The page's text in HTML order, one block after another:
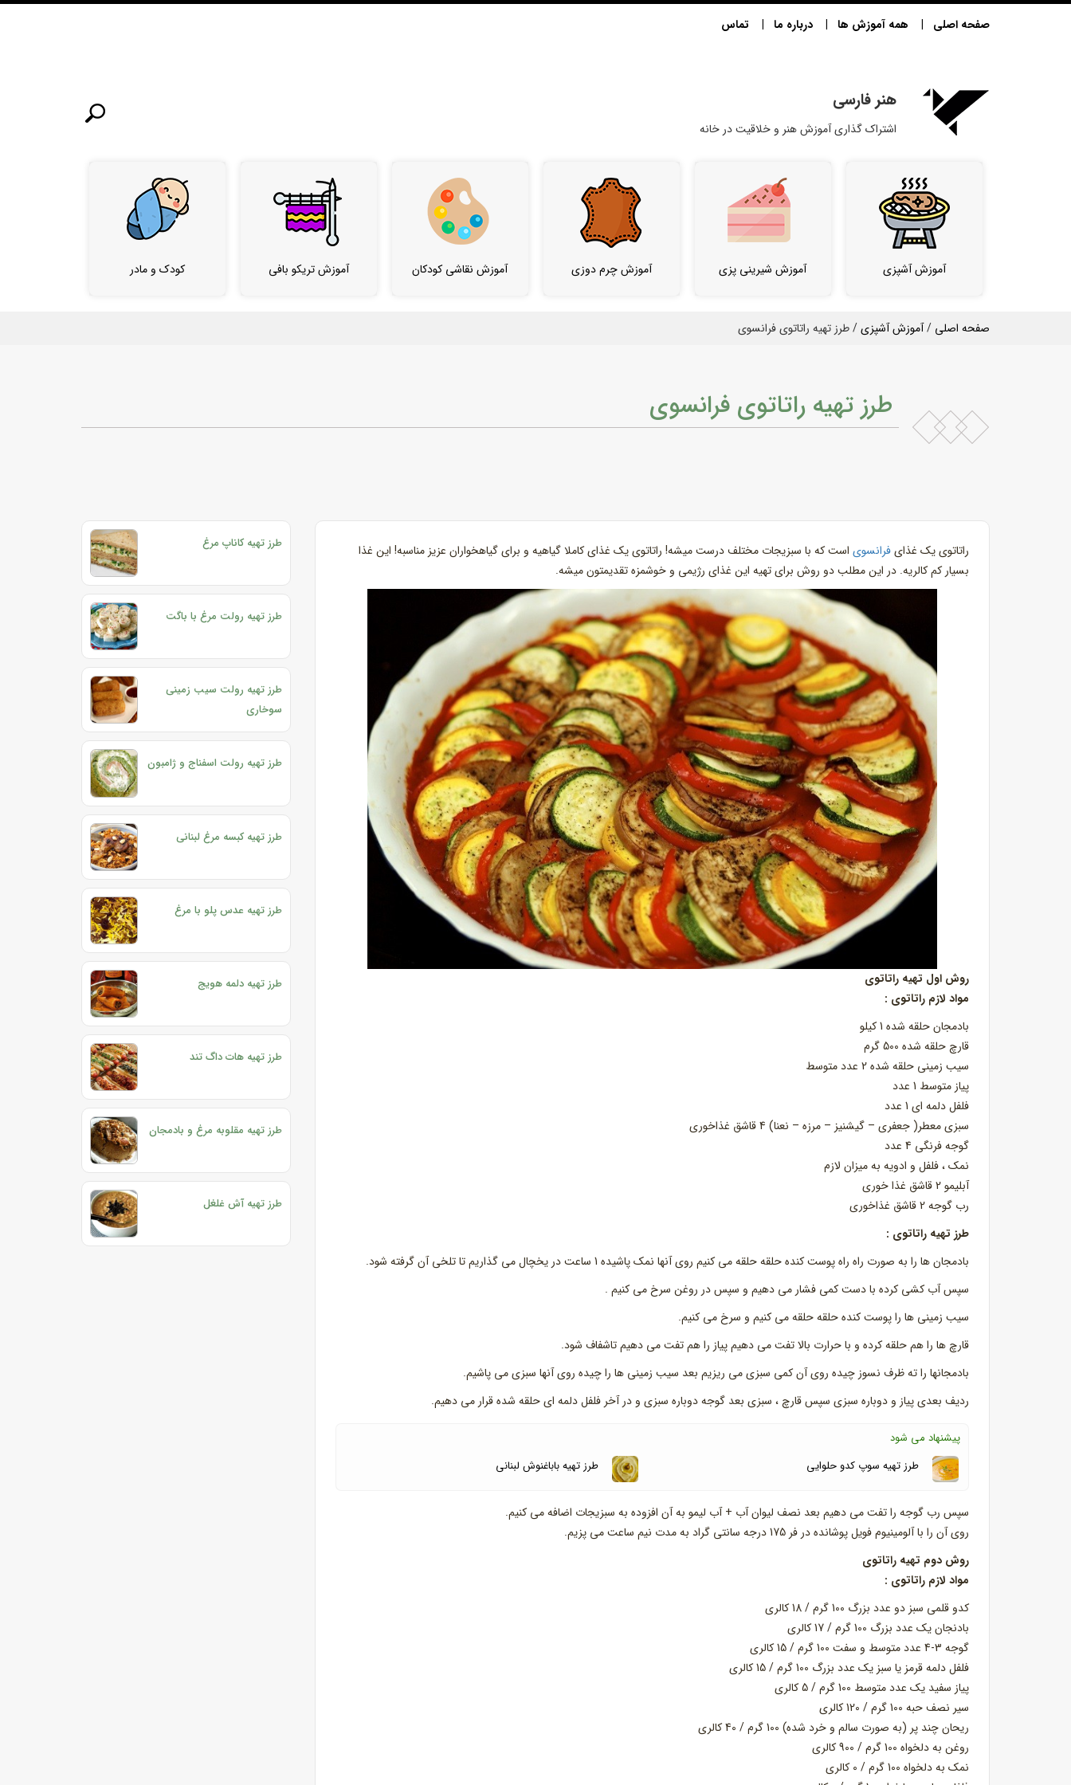
صفحه اصلی همه آموزش ها درباره ما تماس
هنر فارسی
اشتراک گذاری آموزش هنر و خلاقیت در خانه
آموزش آشپزی آموزش شیرینی پزی آموزش چرم دوزی آموزش نقاشی کودکان آموزش تریکو بافی کودک و مادر
صفحه اصلی /آموزش آشپزی/ طرز تهیه راتاتوی فرانسوی
طرز تهیه راتاتوی فرانسوی
راتاتوی یک غذایفرانسوی است که با سبزیجات مختلف درست میشه! راتاتوی یک غذای کاملا گیاهیه و برای گیاهخواران عزیز مناسبه! این غذا
بسیار کم کالریه. در این مطلب دو روش برای تهیه این غذای رژیمی و خوشمزه تقدیمتون میشه.
روش اول تهیه راتاتوی
مواد لازم راتاتوی :
بادمجان حلقه شده 1 کیلو
قارچ حلقه شده 500 گرم
سیب زمینی حلقه شده 2 عدد متوسط
پیاز متوسط 1 عدد
فلفل دلمه ای 1 عدد
سبزی معطر( جعفری – گیشنیز – مرزه – نعنا) 4 قاشق غذاخوری
گوجه فرنگی 4 عدد
نمک ، فلفل و ادویه به میزان لازم
آبلیمو 2 قاشق غذا خوری
رب گوجه 2 قاشق غذاخوری
طرز تهیه راتاتوی :
بادمجان ها را به صورت راه راه پوست کنده حلقه حلقه می کنیم روی آنها نمک پاشیده 1 ساعت در یخچال می گذاریم تا تلخی آن گرفته شود.
سپس آب کشی کرده با دست کمی فشار می دهیم و سپس در روغن سرخ می کنیم .
سیب زمینی ها را پوست کنده حلقه حلقه می کنیم و سرخ می کنیم.
قارچ ها را هم حلقه کرده و با حرارت بالا تفت می دهیم پیاز را هم تفت می دهیم تاشفاف شود.
بادمجانها را ته ظرف نسوز چیده روی آن کمی سبزی می ریزیم بعد سیب زمینی ها را چیده روی آنها سبزی می پاشیم.
ردیف بعدی پیاز و دوباره سبزی سپس قارچ ، سبزی بعد گوجه دوباره سبزی و در آخر فلفل دلمه ای حلقه شده قرار می دهیم.
پیشنهاد می شود
طرز تهیه سوپ کدو حلوایی
طرز تهیه باباغنوش لبنانی
سپس رب گوجه را تفت می دهیم بعد نصف لیوان آب + آب لیمو به آن افزوده به سبزیجات اضافه می کنیم.
روی آن را با آلومینیوم فویل پوشانده در فر 175 درجه سانتی گراد به مدت نیم ساعت می پزیم.
روش دوم تهیه راتاتوی
مواد لازم راتاتوی :
کدو قلمی سبز دو عدد بزرگ 100 گرم / 18 کالری
بادنجان یک عدد بزرگ 100 گرم / 17 کالری
گوجه 3-4 عدد متوسط و سفت 100 گرم / 15 کالری
فلفل دلمه قرمز یا سبز یک عدد بزرگ 100 گرم / 15 کالری
پیاز سفید یک عدد متوسط 100 گرم / 5 کالری
سیر نصف حبه 100 گرم / 120 کالری
ریحان چند پر (به صورت سالم و خرد شده) 100 گرم / 40 کالری
روغن به دلخواه 100 گرم / 900 کالری
نمک به دلخواه 100 گرم / 0 کالری
طرز تهیه کاناپ مرغ
طرز تهیه رولت مرغ با باگت
طرز تهیه رولت سیب زمینی
سوخاری
طرز تهیه رولت اسفناج و ژامبون
طرز تهیه کبسه مرغ لبنانی
طرز تهیه عدس پلو با مرغ
طرز تهیه دلمه هویج
طرز تهیه هات داگ تند
طرز تهیه مقلوبه مرغ و بادمجان
طرز تهیه آش غلغل